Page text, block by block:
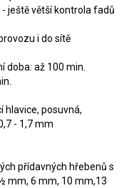
ještě větší kontrola fadů
i do sítě
doba: až 100 min.
hlavice, posuvná,
- 1,7 mm
přídavných hřebenů s
mm, 6 mm, 10 mm,13